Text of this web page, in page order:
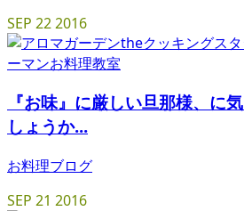
SEP 222016
『お味』に厳しい旦那様、に
しょうか...
お料理ブログ
SEP 21 2016